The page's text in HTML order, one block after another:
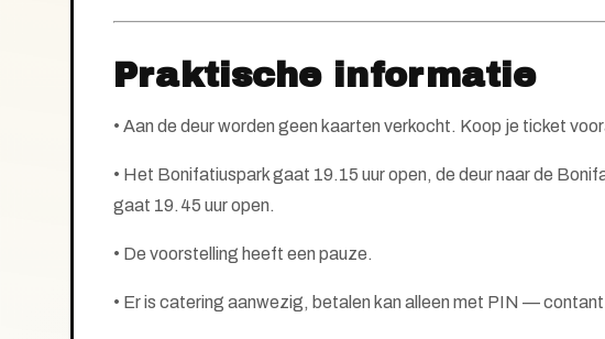
Praktische informatie
• Aan de deur worden geen kaarten verkocht. Koop je ticket
• Het Bonifatiuspark gaat 19.15 uur open, de deur naar de
gaat 19.45 uur open.
• De voorstelling heeft een pauze.
• Er is catering aanwezig, betalen kan alleen met PIN —